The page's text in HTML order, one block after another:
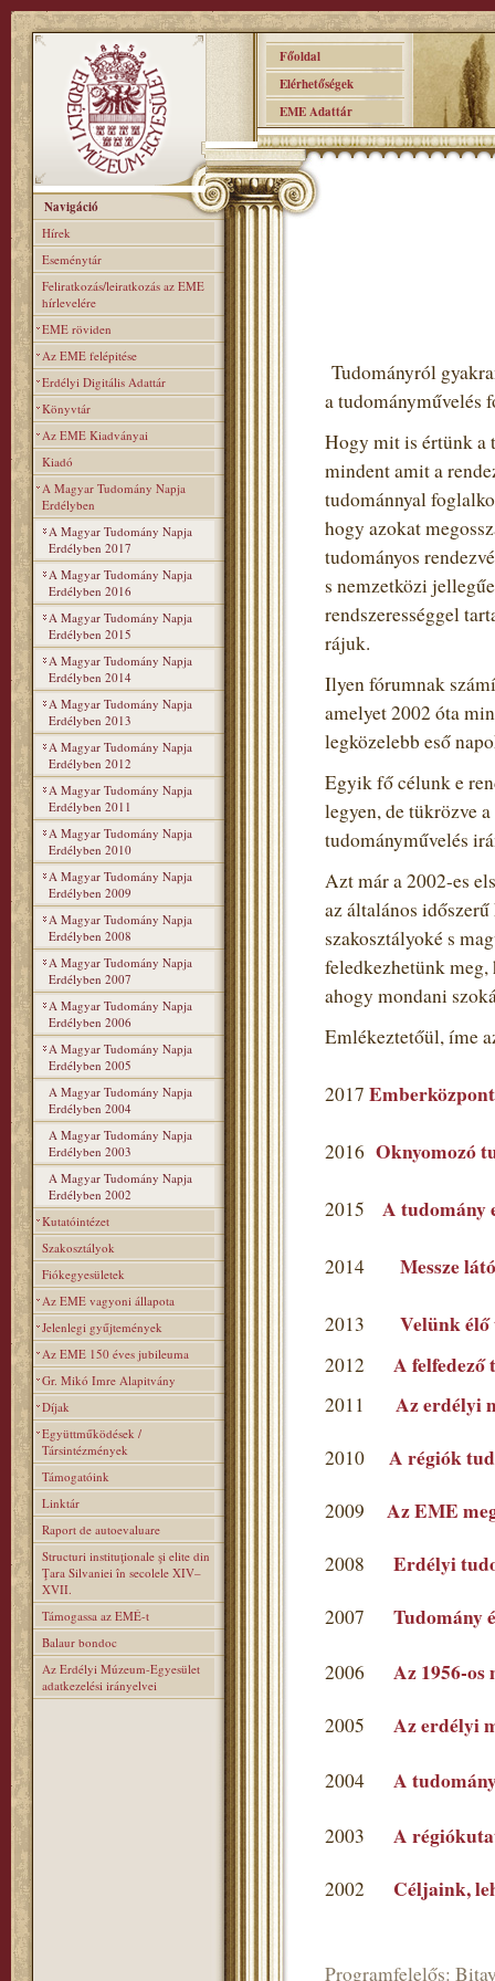
Főoldal
Elérhetőségek
EME Adattár
Navigáció
Hírek
Eseménytár
Feliratkozás/leiratkozás az EME
hírlevelére
EME röviden
Az EME felépitése
Erdélyi Digitális Adattár
Könyvtár
Az EME Kiadványai
Kiadó
A Magyar Tudomány Napja
Erdélyben
A Magyar Tudomány Napja
Erdélyben 2017
A Magyar Tudomány Napja
Erdélyben 2016
A Magyar Tudomány Napja
Erdélyben 2015
A Magyar Tudomány Napja
Erdélyben 2014
A Magyar Tudomány Napja
Erdélyben 2013
A Magyar Tudomány Napja
Erdélyben 2012
A Magyar Tudomány Napja
Erdélyben 2011
A Magyar Tudomány Napja
Erdélyben 2010
A Magyar Tudomány Napja
Erdélyben 2009
A Magyar Tudomány Napja
Erdélyben 2008
A Magyar Tudomány Napja
Erdélyben 2007
A Magyar Tudomány Napja
Erdélyben 2006
A Magyar Tudomány Napja
Erdélyben 2005
A Magyar Tudomány Napja
Erdélyben 2004
A Magyar Tudomány Napja
Erdélyben 2003
A Magyar Tudomány Napja
Erdélyben 2002
Kutatóintézet
Szakosztályok
Fiókegyesületek
Az EME vagyoni állapota
Jelenlegi gyűjtemények
Az EME 150 éves jubileuma
Gr. Mikó Imre Alapitvány
Díjak
Együttműködések /
Társintézmények
Támogatóink
Linktár
Raport de autoevaluare
Structuri instituţionale şi elite din
Ţara Silvaniei în secolele XIV–
XVII.
Támogassa az EMÉ-t
Balaur bondoc
Az Erdélyi Múzeum-Egyesület
adatkezelési irányelvei
Tudományról
a tudományművelés
Hogy mit is értünk a
mindent amit a
tudománnyal
hogy azokat
tudományos
s nemzetközi
rendszerességgel
rájuk.
Ilyen fórumnak
amelyet 2002 óta
legközelebb eső
Egyik fő célunk e
legyen, de tükrözve
tudományművelés
Azt már a 2002-es
az általános
szakosztályoké s
feledkezhetünk meg,
ahogy mondani
Emlékeztetőül, íme
2017
2016 Oknyomozó
2015 A tudomány
2014 Messze
2013 Velünk
2012 A felfedező
2011 Az erdélyi
2010 A régiók
2009 Az EME
2008 Erdélyi
2007 Tudomány
2006 Az 1956-
2005 Az erdélyi
2004 A
2003 A
2002 Céljaink,
Programfelelős: